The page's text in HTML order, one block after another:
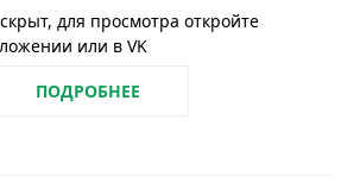
для просмотра откройте
или в VK
ПОДРОБНЕЕ